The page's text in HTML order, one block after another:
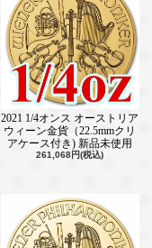
2021 1/4オンス オーストリア
ウィーン金貨（22.5mmクリ
アケース付き) 新品未使用
261,068円(税込)